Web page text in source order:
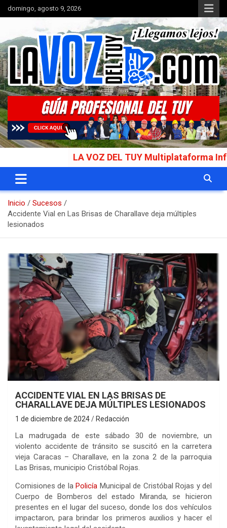
Saltar
al
domingo, agosto 9, 2026
La Voz del Tuy
Portal de noticias
LA VOZ DEL TUY Multiplataforma
Inicio
Sucesos
Accidente Vial en Las Brisas de Charallave deja múltiples
lesionados
ACCIDENTE VIAL EN LAS BRISAS DE
CHARALLAVE DEJA MÚLTIPLES LESIONADOS
1 de diciembre de 2024 Redacción
La madrugada de este sábado 30 de noviembre, un
violento accidente de tránsito se suscitó en la carretera
vieja Caracas – Charallave, en la zona 2 de la parroquia
Las Brisas, municipio Cristóbal Rojas.
Comisiones de laPolicía Municipal de Cristóbal Rojas y del
Cuerpo de Bomberos del estado Miranda, se hicieron
presentes en el lugar del suceso, donde los dos vehículos
impactaron, para brindar los primeros auxilios y hacer el